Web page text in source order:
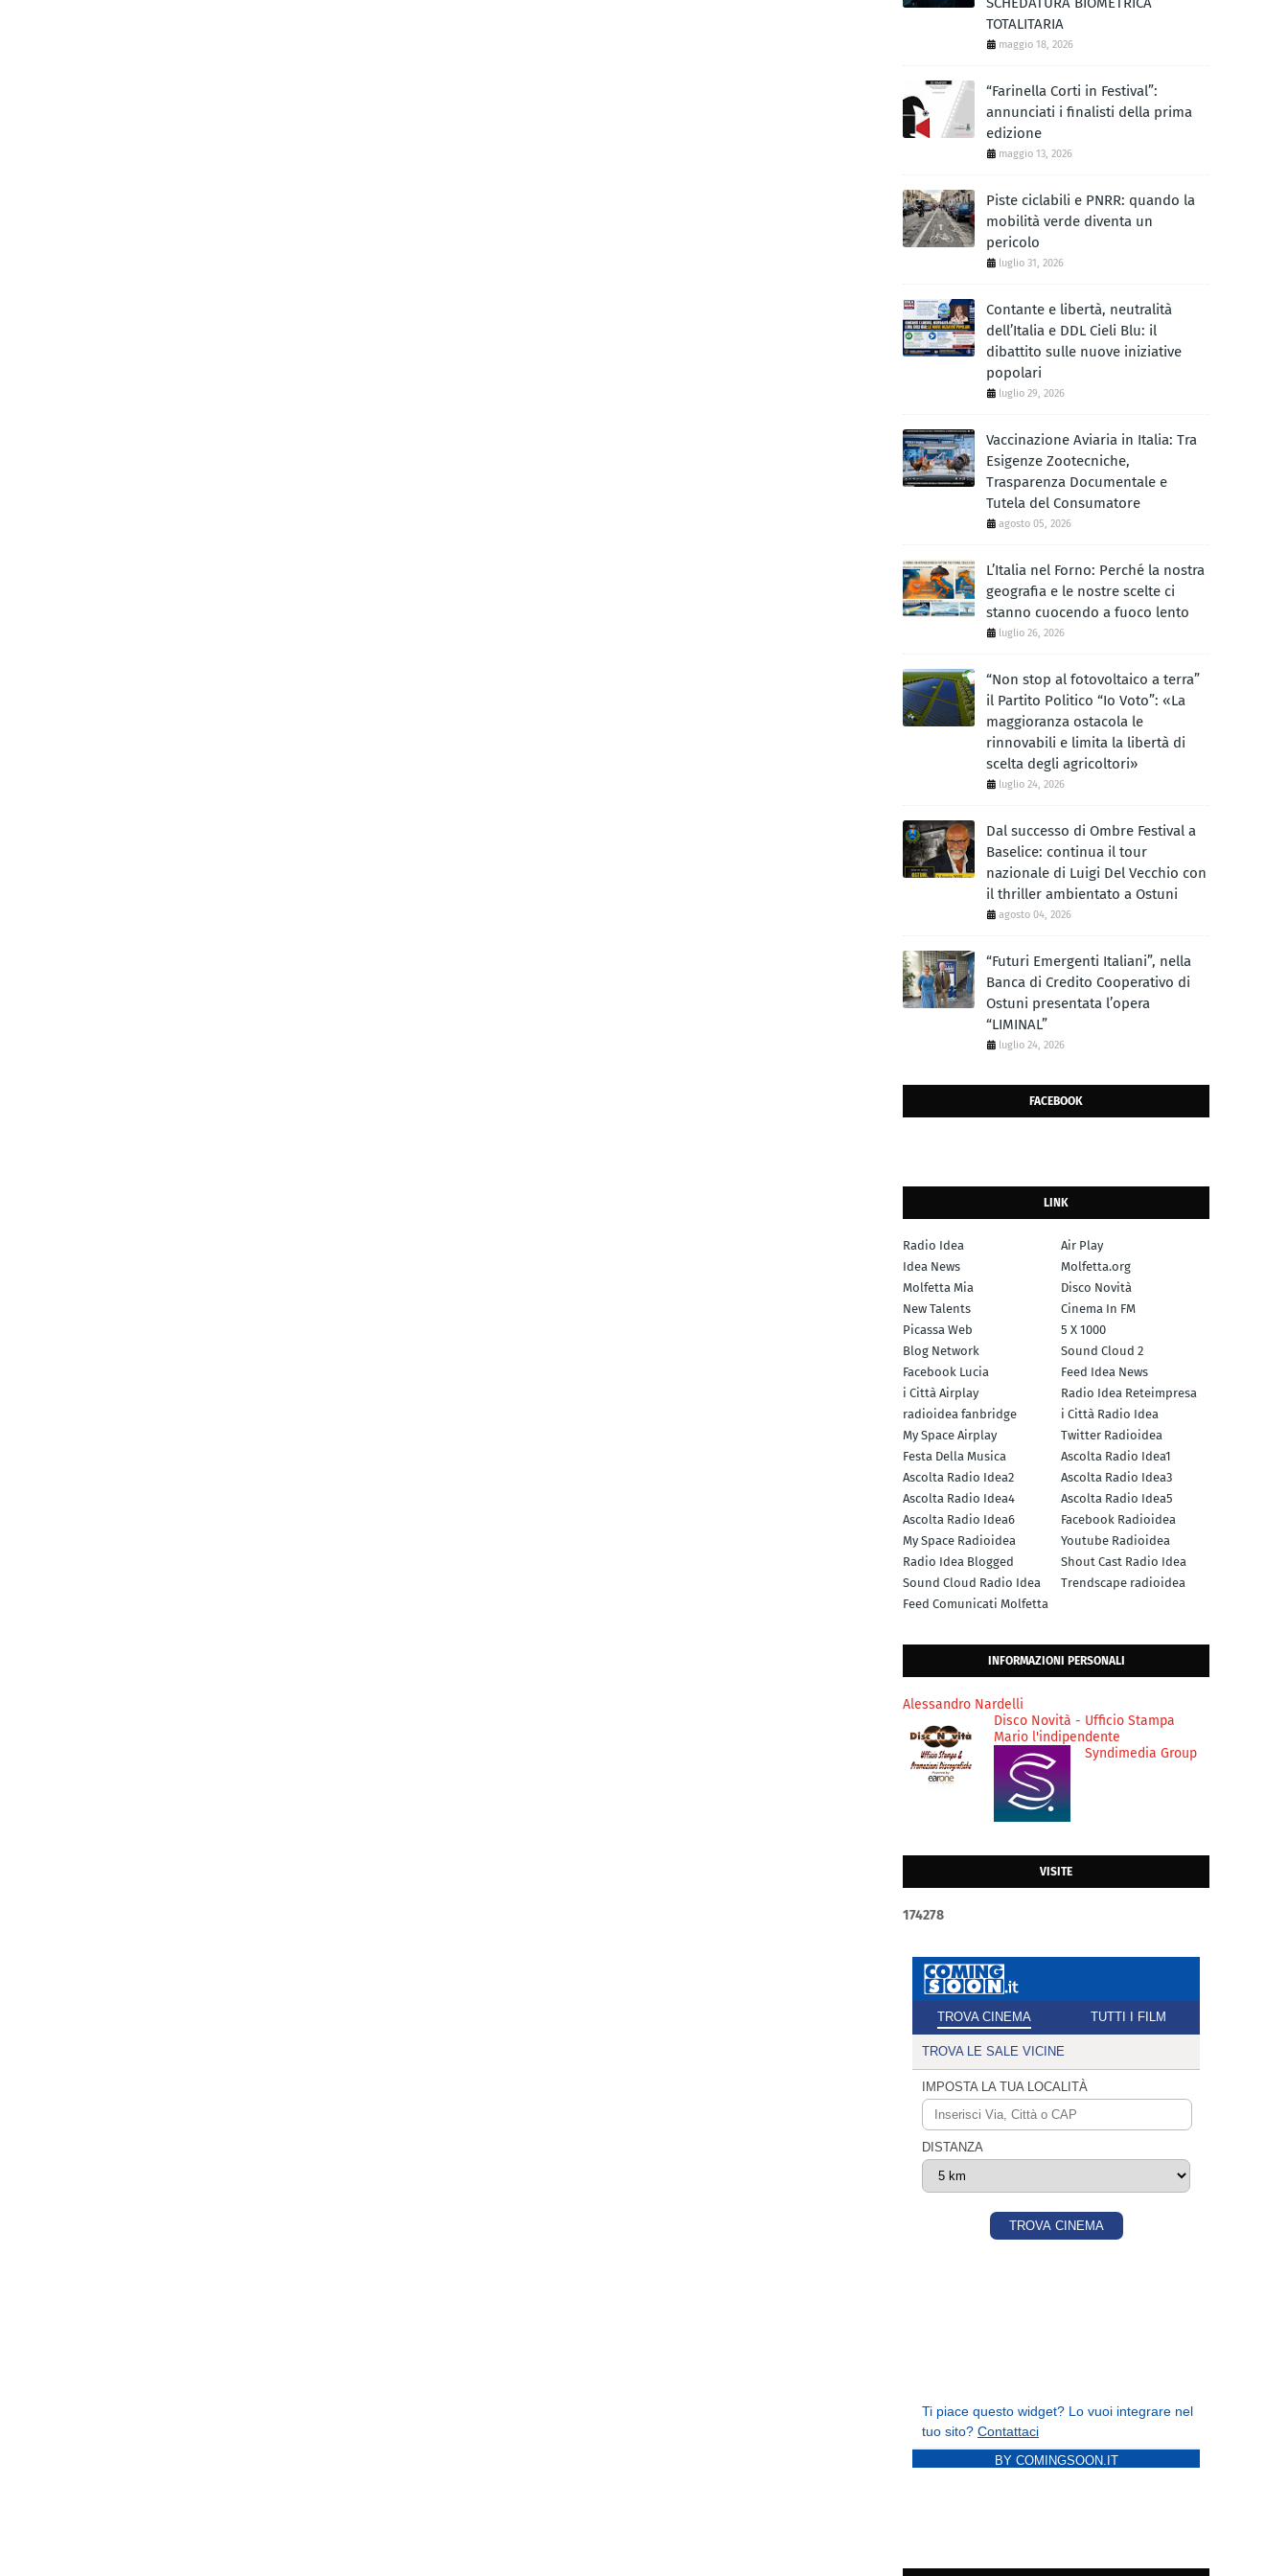
TOTALITARIA
maggio 18, 2026
“Farinella Corti in Festival”:
annunciati i finalisti della prima
edizione
maggio 13, 2026
Piste ciclabili e PNRR: quando la
mobilità verde diventa un
pericolo
luglio 31, 2026
Contante e libertà, neutralità
dell’Italia e DDL Cieli Blu: il
dibattito sulle nuove iniziative
popolari
luglio 29, 2026
Vaccinazione Aviaria in Italia: Tra
Esigenze Zootecniche,
Trasparenza Documentale e
Tutela del Consumatore
agosto 05, 2026
L’Italia nel Forno: Perché la nostra
geografia e le nostre scelte ci
stanno cuocendo a fuoco lento
luglio 26, 2026
“Non stop al fotovoltaico a terra”
il Partito Politico “Io Voto”: «La
maggioranza ostacola le
rinnovabili e limita la libertà di
scelta degli agricoltori»
luglio 24, 2026
Dal successo di Ombre Festival a
Baselice: continua il tour
nazionale di Luigi Del Vecchio con
il thriller ambientato a Ostuni
agosto 04, 2026
“Futuri Emergenti Italiani”, nella
Banca di Credito Cooperativo di
Ostuni presentata l’opera
“LIMINAL”
luglio 24, 2026
FACEBOOK
LINK
Radio Idea
Air Play
Idea News
Molfetta.org
Molfetta Mia
Disco Novità
New Talents
Cinema In FM
Picassa Web
5 X 1000
Blog Network
Sound Cloud 2
Facebook Lucia
Feed Idea News
i Città Airplay
Radio Idea Reteimpresa
radioidea fanbridge
i Città Radio Idea
My Space Airplay
Twitter Radioidea
Festa Della Musica
Ascolta Radio Idea1
Ascolta Radio Idea2
Ascolta Radio Idea3
Ascolta Radio Idea4
Ascolta Radio Idea5
Ascolta Radio Idea6
Facebook Radioidea
My Space Radioidea
Youtube Radioidea
Radio Idea Blogged
Shout Cast Radio Idea
Sound Cloud Radio Idea
Trendscape radioidea
Feed Comunicati Molfetta
INFORMAZIONI PERSONALI
Alessandro Nardelli
Disco Novità - Ufficio Stampa
Mario l'indipendente
Syndimedia Group
VISITE
174278
BY COMINGSOON.IT